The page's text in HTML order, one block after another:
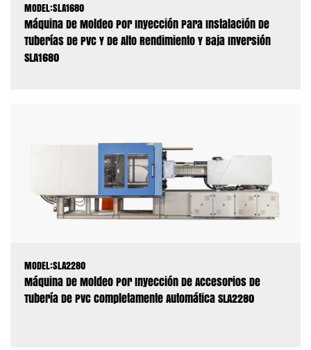
MODEL:SLA1680
Máquina De Moldeo Por Inyección Para Instalación De
Tuberías De PVC Y De Alto Rendimiento Y Baja Inversión
SLA1680
MODEL:SLA2280
Máquina De Moldeo Por Inyección De Accesorios De
Tubería De PVC Completamente Automática SLA2280